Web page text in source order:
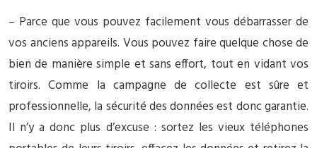
– Parce que vous pouvez facilement vous débarrasser de
vos anciens appareils. Vous pouvez faire quelque chose de
bien de manière simple et sans effort, tout en vidant vos
tiroirs. Comme la campagne de collecte est sûre et
professionnelle, la sécurité des données est donc garantie.
Il n’y a donc plus d’excuse : sortez les vieux téléphones